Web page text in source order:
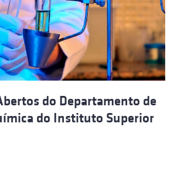
do Departamento de
do Instituto Superior